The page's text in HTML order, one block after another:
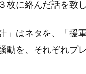
枚に絡んだ話を致
」はネタを、「 援軍
動を、それぞれプ